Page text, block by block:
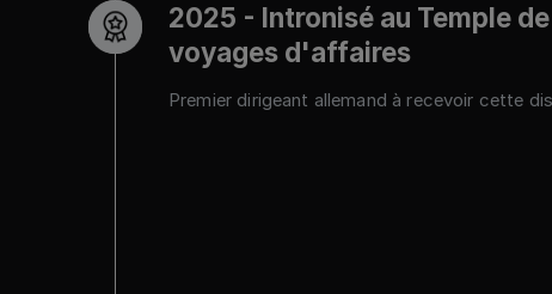
2025 - Intronisé au Temple
voyages d'affaires
Premier dirigeant allemand à recevoir cette